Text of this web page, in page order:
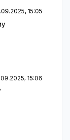
15:05
15:06